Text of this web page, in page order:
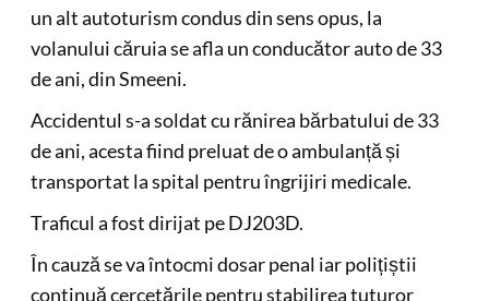
un alt autoturism condus din sens opus, la
volanului căruia se afla un conducător auto de 33
de ani, din Smeeni.
Accidentul s-a soldat cu rănirea bărbatului de 33
de ani, acesta fiind preluat de o ambulanță și
transportat la spital pentru îngrijiri medicale.
Traficul a fost dirijat pe DJ203D.
În cauză se va întocmi dosar penal iar polițiștii
continuă cercetările pentru stabilirea tuturor